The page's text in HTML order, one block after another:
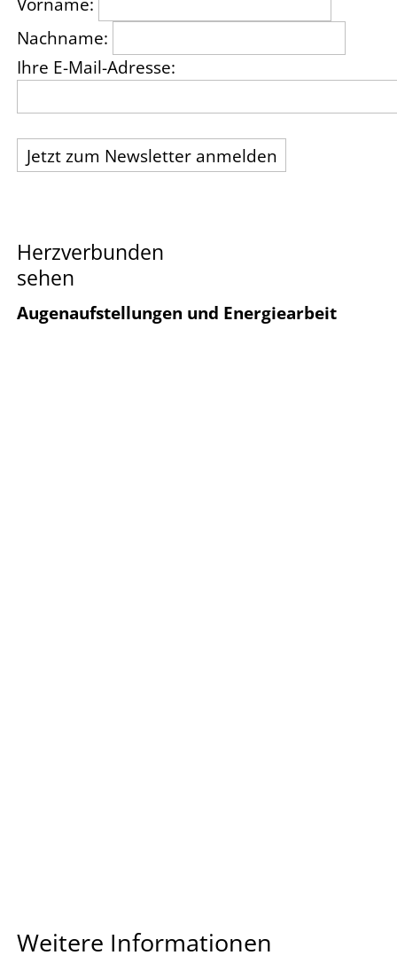
Nachname:
Ihre E-Mail-Adresse:
Herzverbunden
sehen
Augenaufstellungen und Energiearbeit
Weitere Informationen